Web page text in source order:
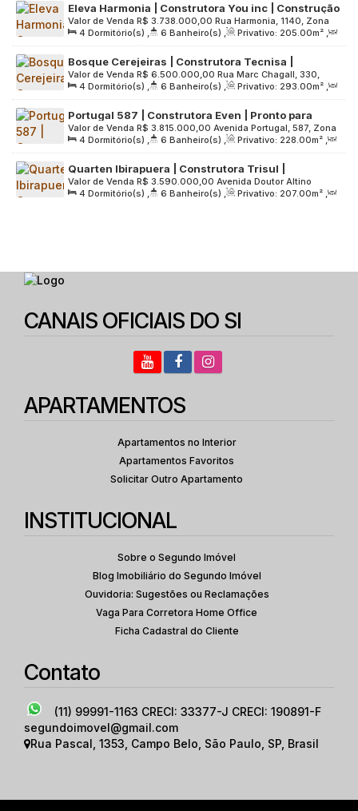
269.00m² , Terreno: 7053.00m²
Eleva Harmonia | Construtora You inc | Construção
| 205 metros | 04 suítes | varanda gourmet | hall
privativo | 03 vagas
R$ 3.738.000,00
Valor de Venda
Rua Harmonia, 1140, Zona
Oeste, 05435-001, Sumarezinho, São Paulo, São Paulo,
Brasil
4 Dormitório(s) , 6 Banheiro(s) , Privativo: 205.00m² ,
1 Sala(s) , 4 Suíte(s) , 3 Vaga(s) , Útil: 205.00m² ,
Terreno: 2760.00m²
Bosque Cerejeiras | Construtora Tecnisa |
Construção | 293 metros | 04 suítes | varanda
gourmet | hall privativo | 03 vagas
R$ 6.500.000,00
Valor de Venda
Rua Marc Chagall, 330,
Zona Oeste, 05036-170, Água Branca, São Paulo, São Paulo,
Brasil
4 Dormitório(s) , 6 Banheiro(s) , Privativo: 293.00m² ,
2 Sala(s) , 4 Suíte(s) , 3 Vaga(s) , Útil: 293.00m² ,
Terreno: 7433.00 m²
Portugal 587 | Construtora Even | Pronto para
morar | 228 metros | 04 suítes | varanda gourmet |
03 vagas
R$ 3.815.000,00
Valor de Venda
Avenida Portugal, 587, Zona
Sul, 04559-001, Brooklin Paulista, São Paulo, São Paulo,
Brasil
4 Dormitório(s) , 6 Banheiro(s) , Privativo: 228.00m² ,
2 Sala(s) , 4 Suíte(s) , 3 Vaga(s) , Útil: 228.00m² ,
Terreno: 4027.00m²
Quarten Ibirapuera | Construtora Trisul |
Lançamento | 207 metros | 04 suítes | hall
privativo | 03 vagas
R$ 3.590.000,00
Valor de Venda
Avenida Doutor Altino
Arantes, 1351, Zona Sul, 04042-035, Vila Clementino, São
4 Dormitório(s) , 6 Banheiro(s) , Privativo: 207.00m² ,
CANAIS OFICIAIS DO SI
APARTAMENTOS
Apartamentos no Interior
Apartamentos Favoritos
Solicitar Outro Apartamento
INSTITUCIONAL
Sobre o Segundo Imóvel
Blog Imobiliário do Segundo Imóvel
Ouvidoria: Sugestões ou Reclamações
Vaga Para Corretora Home Office
Ficha Cadastral do Cliente
Contato
(11) 99991-1163 CRECI: 33377-J CRECI: 190891-F
segundoimovel@gmail.com
Rua Pascal 1353 Campo Belo São Paulo SP Brasil